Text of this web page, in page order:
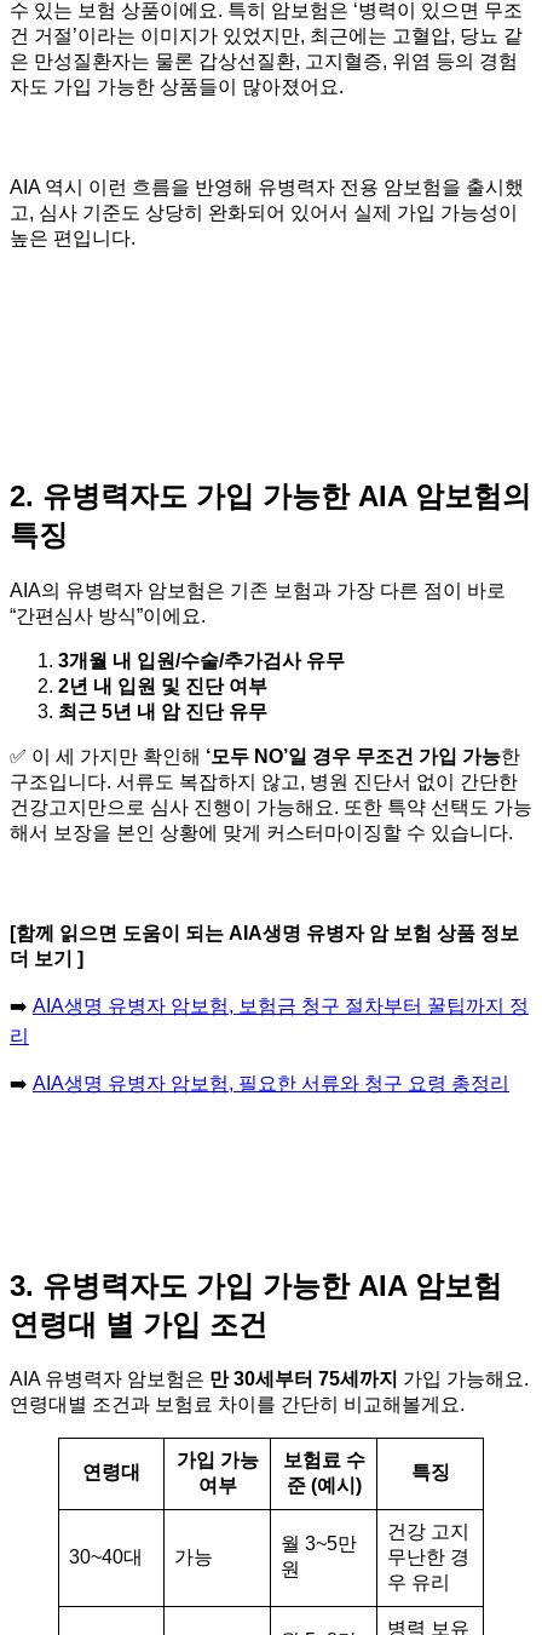
수 있는 보험 상품이에요. 특히 암보험은 ‘병력이 있으면 무조
건 거절’이라는 이미지가 있었지만, 최근에는 고혈압, 당뇨 같
은 만성질환자는 물론 갑상선질환, 고지혈증, 위염 등의 경험
자도 가입 가능한 상품들이 많아졌어요.
AIA 역시 이런 흐름을 반영해 유병력자 전용 암보험을 출시했
고, 심사 기준도 상당히 완화되어 있어서 실제 가입 가능성이
높은 편입니다.
2. 유병력자도 가입 가능한 AIA 암보험의
특징
AIA의 유병력자 암보험은 기존 보험과 가장 다른 점이 바로
“간편심사 방식”이에요.
3개월 내 입원/수술/추가검사 유무
2년 내 입원 및 진단 여부
최근 5년 내 암 진단 유무
✅ 이 세 가지만 확인해 ‘모두 NO’일 경우 무조건 가입 가능한
구조입니다. 서류도 복잡하지 않고, 병원 진단서 없이 간단한
건강고지만으로 심사 진행이 가능해요. 또한 특약 선택도 가능
해서 보장을 본인 상황에 맞게 커스터마이징할 수 있습니다.
[함께 읽으면 도움이 되는 AIA생명 유병자 암 보험 상품 정보
더 보기 ]
➡️ AIA생명 유병자 암보험, 보험금 청구 절차부터 꿀팁까지 정
리
➡️ AIA생명 유병자 암보험, 필요한 서류와 청구 요령 총정리
3. 유병력자도 가입 가능한 AIA 암보험
연령대 별 가입 조건
AIA 유병력자 암보험은 만 30세부터 75세까지 가입 가능해요.
연령대별 조건과 보험료 차이를 간단히 비교해볼게요.
연령대
가입 가능
여부
보험료 수
준 (예시)
특징
30~40대 가능
월 3~5만
원
건강 고지
무난한 경
우 유리
병력 보유